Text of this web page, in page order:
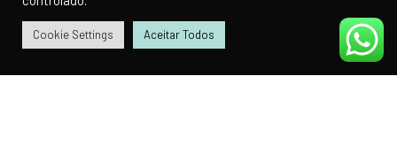
0
Como Comprar
Contato
Política de Privacidade
Cookie Settings Aceitar Todos